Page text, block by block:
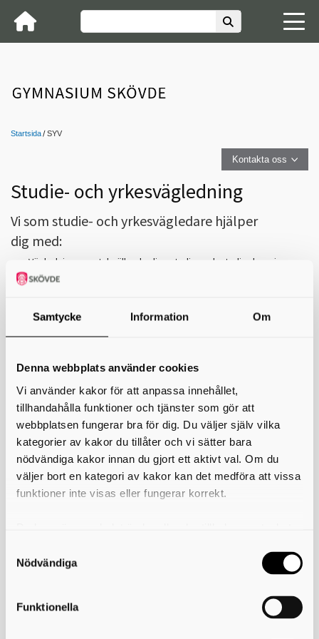
Samtycke Information Om
Denna webbplats använder cookies
Vi använder kakor för att anpassa innehållet,
tillhandahålla funktioner och tjänster som gör att
webbplatsen fungerar bra för dig. Du väljer själv vilka
kategorier av kakor du tillåter och vi sätter bara
nödvändiga kakor innan du gjort ett aktivt val. Om du
väljer bort en kategori av kakor kan det medföra att vissa
funktioner inte visas eller fungerar korrekt.
användning av kakor som du hittar längst ner på sidan
Nödvändiga
Funktionella
Startsida SYV
Kontakta oss
Studie- och yrkesvägledning
Vi som studie- och yrkesvägledare hjälper
dig med:
Vägledningssamtal gällande dina studier och studieplanering
Eventuellt byte av utbildning
individuellt val
Utbildningsvägar för högre studier och behörigheter
Yrkesval och arbetsmarknad
Västerhöjd: Kontor på våning 2, B-korridoren.
Kavelbro: SYV-rummet mittemot cafeterian i Hus 3.
Det går också bra att ringa eller maila, speciellt om du vill vara säker
på att få en tid för ett längre samtal.
Föräldrar är också välkomna att höra av sig till oss med frågor och
funderingar.